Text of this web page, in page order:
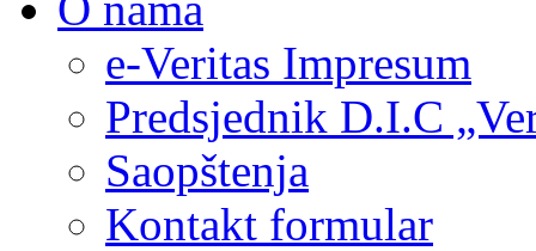
e-Veritas Impresum
Predsjednik D.I.C
Saopštenja
Kontakt formular